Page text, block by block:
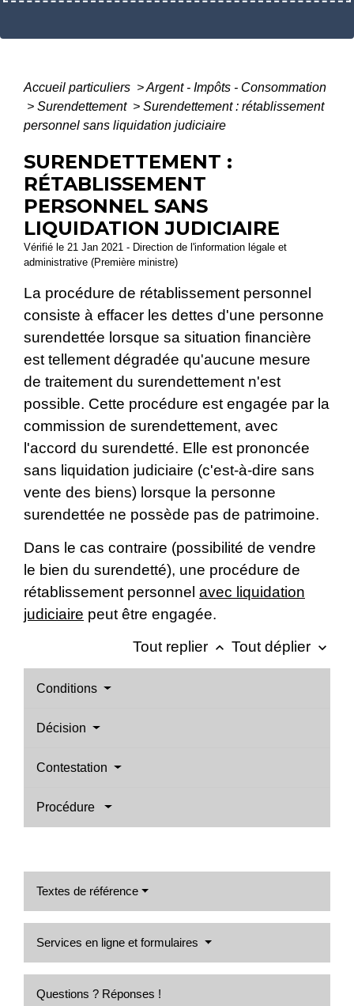
Accueil particuliers >Argent - Impôts - Consommation
> Surendettement > Surendettement : rétablissement
personnel sans liquidation judiciaire
SURENDETTEMENT :
RÉTABLISSEMENT
PERSONNEL SANS
LIQUIDATION JUDICIAIRE
Vérifié le 21 Jan 2021 - Direction de l'information légale et
administrative (Première ministre)
La procédure de rétablissement personnel
consiste à effacer les dettes d'une personne
surendettée lorsque sa situation financière
est tellement dégradée qu'aucune mesure
de traitement du surendettement n'est
possible. Cette procédure est engagée par la
commission de surendettement, avec
l'accord du surendetté. Elle est prononcée
sans liquidation judiciaire (c'est-à-dire sans
vente des biens) lorsque la personne
surendettée ne possède pas de patrimoine.
Dans le cas contraire (possibilité de vendre
le bien du surendetté), une procédure de
rétablissement personnel avec liquidation
judiciaire peut être engagée.
Tout replier keyboard_arrow_up Tout déplier keyboard_arrow_down
Conditions
Décision
Contestation
Procédure
Textes de référence
Services en ligne et formulaires
Questions ? Réponses !